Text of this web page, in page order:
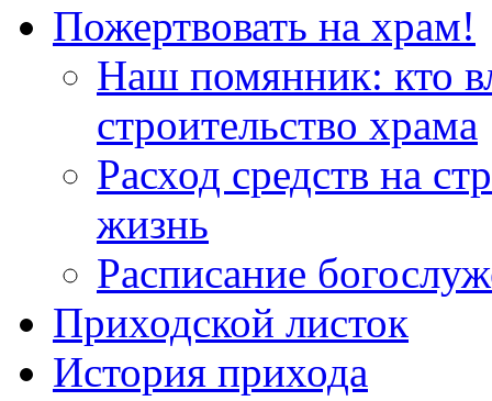
Пожертвовать на храм!
Наш помянник: кто
строительство храма
Расход средств на
жизнь
Расписание
Приходской листок
История прихода